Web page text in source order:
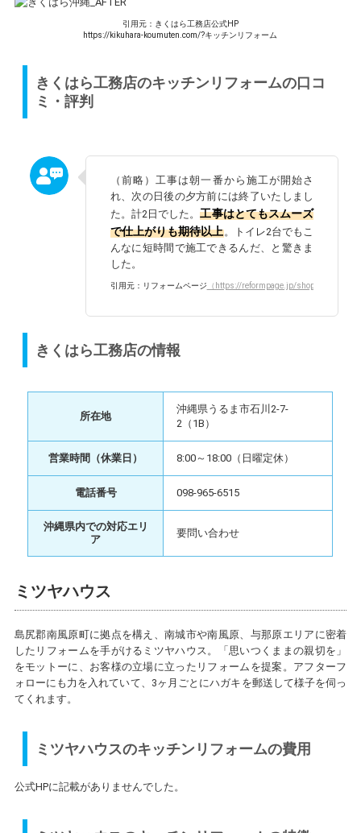
引用元：きくはら工務店公式HP
https://kikuhara-koumuten.com/?キッチンリフォーム
きくはら工務店のキッチンリフォームの口コ
ミ・評判
（前略）工事は朝一番から施工が開始さ
れ、次の日後の夕方前には終了いたしまし
た。計2日でした。工事はとてもスムーズ
で仕上がりも期待以上。トイレ2台でもこ
んなに短時間で施工できるんだ、と驚きま
した。
引用元：リフォームページ （https://reformpage.jp/shop/7002/
きくはら工務店の情報
所在地
沖縄県うるま市石川2-7-
2（1B）
営業時間（休業日） 8:00～18:00（日曜定休）
電話番号 098-965-6515
沖縄県内での対応エリ
ア
要問い合わせ
ミツヤハウス
島尻郡南風原町に拠点を構え、南城市や南風原、与那原エリアに密着
したリフォームを手がけるミツヤハウス。「思いつくままの親切を」
をモットーに、お客様の立場に立ったリフォームを提案。アフターフ
ォローにも力を入れていて、3ヶ月ごとにハガキを郵送して様子を伺っ
てくれます。
ミツヤハウスのキッチンリフォームの費用
公式HPに記載がありませんでした。